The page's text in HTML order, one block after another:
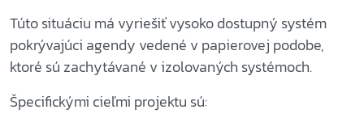
Túto situáciu má vyriešiť vysoko dostupný systém
pokrývajúci agendy vedené v papierovej podobe,
ktoré sú zachytávané v izolovaných systémoch.
Špecifickými cieľmi projektu sú: